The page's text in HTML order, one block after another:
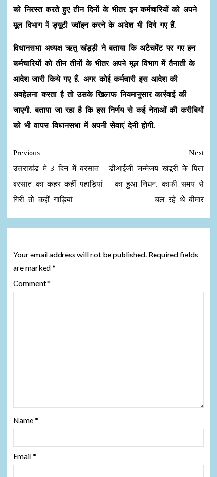
को निरस्त करते हुए तीन दिनों के भीतर इन कर्मचारियों को अपने
मूल विभाग में ड्यूटी ज्वॉइन करने के आदेश भी दिये गए हैं.
विधानसभा अध्यक्ष ऋतु खंडूड़ी ने बताया कि अटैचमेंट पर गए इन
कर्मचारियों को तीन तीनों के भीतर अपने मूल विभाग में तैनाती के
आदेश जारी किये गए हैं. अगर कोई कर्मचारी इस आदेश की
अवहेलना करता है तो उसके खिलाफ नियमानुसार कार्रवाई की
जाएगी. बताया जा रहा है कि इस निर्णय से कई नेताओं की करीबियों
को भी वापस विधानसभा में अपनी सेवाएं देनी होगी.
Previous
उत्तराखंड में 3 दिन में बरसात
बरसात का कहर कहीं पहाड़ियां
गिरी तो कहीं गाड़ियां
Next
डीआईजी जन्मेजय खंडूरी के पिता
का हुआ निधन, काफी समय से
चल रहे थे बीमार
Your email address will not be published. Required fields
are marked*
Comment*
Name*
Email*